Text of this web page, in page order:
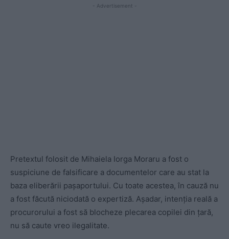
- Advertisement -
Pretextul folosit de Mihaiela Iorga Moraru a fost o
suspiciune de falsificare a documentelor care au stat la
baza eliberării pașaportului. Cu toate acestea, în cauză nu
a fost făcută niciodată o expertiză. Așadar, intenția reală a
procurorului a fost să blocheze plecarea copilei din țară,
nu să caute vreo ilegalitate.